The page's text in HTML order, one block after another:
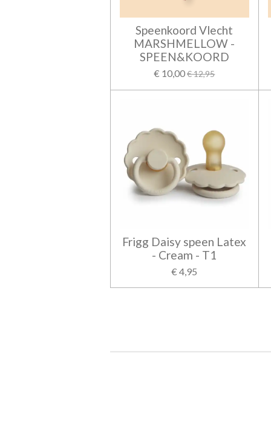
Speenkoord Vlecht
MARSHMELLOW -
SPEEN&KOORD
€ 10,00€ 12,95
Frigg Daisy speen Latex
- Cream - T1
€ 4,95